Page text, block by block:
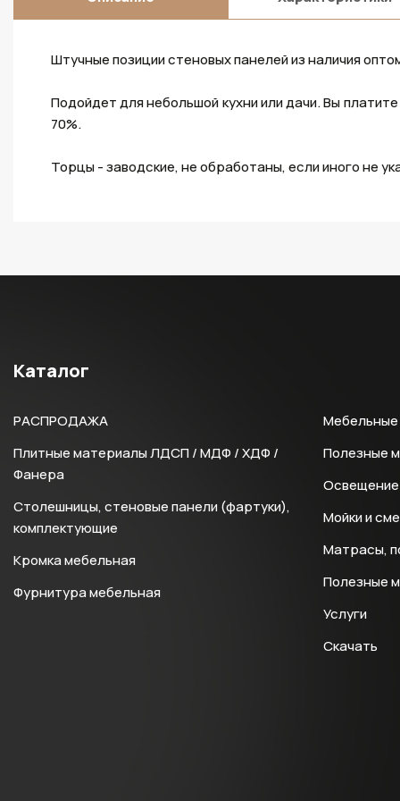
Штучные позиции стеновых панелей из наличия
Подойдет для небольшой кухни или дачи. Вы
70%.
Торцы - заводские, не обработаны, если иного не
Каталог
РАСПРОДАЖА
Плитные материалы ЛДСП / МДФ / ХДФ /
Фанера
Столешницы, стеновые панели (фартуки),
комплектующие
Кромка мебельная
Фурнитура мебельная
Мебельные
Полезные
Освещение
Мойки и
Матрасы,
Полезные
Услуги
Скачать